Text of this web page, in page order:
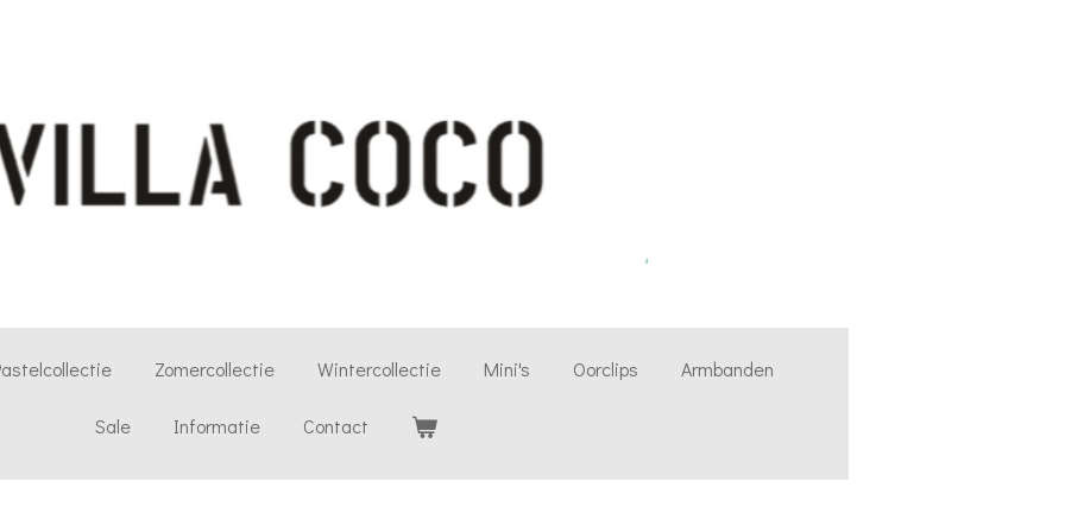
Zomercollectie Wintercollectie Mini's Oorclips Armbanden
Sale Informatie Contact